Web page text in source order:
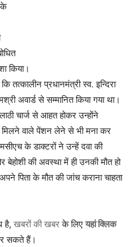
के
किया।
तत्कालीन प्रधानमंत्री स्व. इन्दिरा
अवार्ड से सम्मानित किया गया था।
चार्ज से आहत होकर उन्होंने
मिलने वाले पेंशन लेने से भी मना कर
के डाक्टरों ने उन्हें दवा की
की अवस्था में ही उनकी मौत हो
पिता के मौत की जांच कराना चाहता
है, खबरों की खबरके लिए यहां क्लिक
सकते हैं।